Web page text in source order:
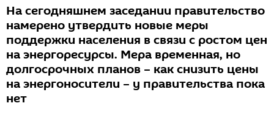
На сегодняшнем заседании правительство
намерено утвердить новые меры
поддержки населения в связи с ростом цен
на энергоресурсы. Мера временная, но
долгосрочных планов – как снизить цены
на энергоносители – у правительства пока
нет